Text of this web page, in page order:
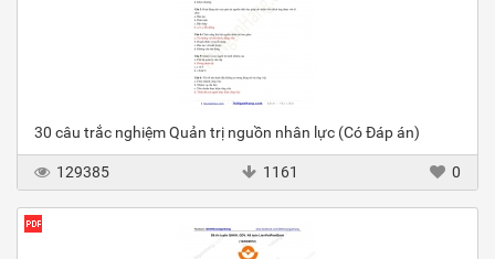
30 câu trắc nghiệm Quản trị nguồn nhân lực (Có Đáp án)
129385 1161 0